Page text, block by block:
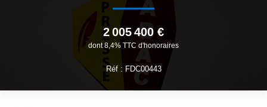
ESTIMER
CONTACTEZ-NOUS
2 005 400 €
dont 8,4% TTC d'honoraires
Réf : FDC00443